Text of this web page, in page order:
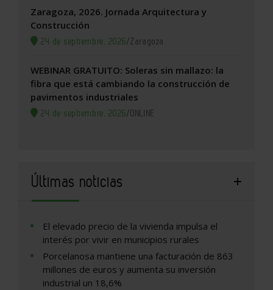
Zaragoza, 2026. Jornada Arquitectura y
Construcción
24 de septiembre, 2026/Zaragoza
WEBINAR GRATUITO: Soleras sin mallazo: la
fibra que está cambiando la construcción de
pavimentos industriales
24 de septiembre, 2026/ONLINE
Últimas noticias
El elevado precio de la vivienda impulsa el
interés por vivir en municipios rurales
Porcelanosa mantiene una facturación de 863
millones de euros y aumenta su inversión
industrial un 18,6%